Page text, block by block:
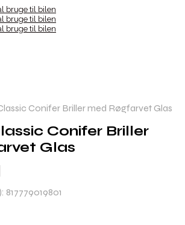
Conifer Briller med Røgfarvet Glas
Conifer Briller
Glas
817779019801